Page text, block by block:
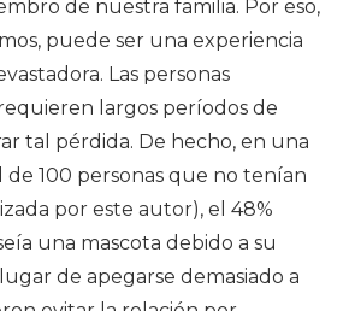
de nuestra familia. Por eso,
puede ser una experiencia
Las personas
largos períodos de
tal pérdida. De hecho, en una
100 personas que no tenían
por este autor), el 48%
una mascota debido a su
de apegarse demasiado a